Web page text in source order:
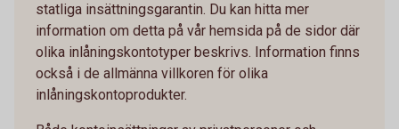
statliga insättningsgarantin. Du kan hitta mer
information om detta på vår hemsida på de sidor där
olika inlåningskontotyper beskrivs. Information finns
också i de allmänna villkoren för olika
inlåningskontoprodukter.